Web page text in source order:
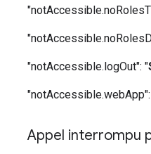
"notAccessible.logOut": "
Appel interrompu